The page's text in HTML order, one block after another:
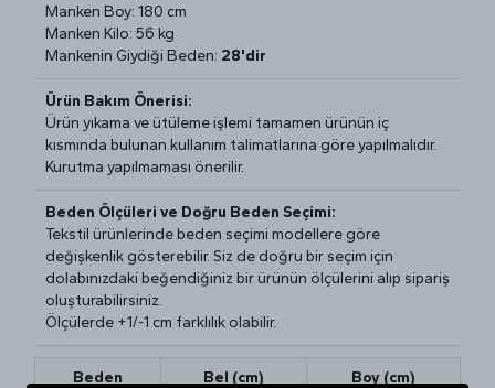
Manken Boy: 180 cm
Manken Kilo: 56 kg
Mankenin Giydiği Beden: 28'dir
Ürün Bakım Önerisi:
Ürün yıkama ve ütüleme işlemi tamamen ürünün iç
kısmında bulunan kullanım talimatlarına göre yapılmalıdır.
Kurutma yapılmaması önerilir.
Beden Ölçüleri ve Doğru Beden Seçimi:
Tekstil ürünlerinde beden seçimi modellere göre
değişkenlik gösterebilir. Siz de doğru bir seçim için
dolabınızdaki beğendiğiniz bir ürünün ölçülerini alıp sipariş
oluşturabilirsiniz.
Ölçülerde +1/-1 cm farklılık olabilir.
Beden Bel (cm) Boy (cm)